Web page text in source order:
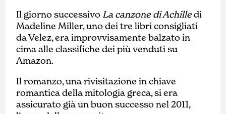
Il giorno successivo La canzone di Achilledi
Madeline Miller, uno dei tre libri consigliati
da Velez, era improvvisamente balzato in
cima alle classifiche dei più venduti su
Amazon.
Il romanzo, una rivisitazione in chiave
romantica della mitologia greca, si era
assicurato già un buon successo nel 2011,